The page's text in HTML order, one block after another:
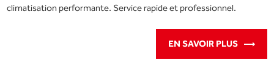
climatisation performante. Service rapide et professionnel.
EN SAVOIR PLUS